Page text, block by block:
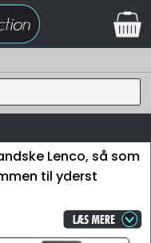
Lenco, så som
til yderst